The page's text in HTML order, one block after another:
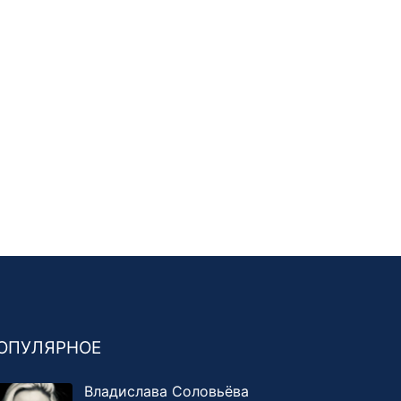
Владислава Соловьёва